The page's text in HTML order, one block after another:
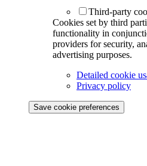
Third-party
Cookies set by third
functionality in
providers for security,
advertising purposes.
Detailed cookie
Privacy policy
Save cookie preferences